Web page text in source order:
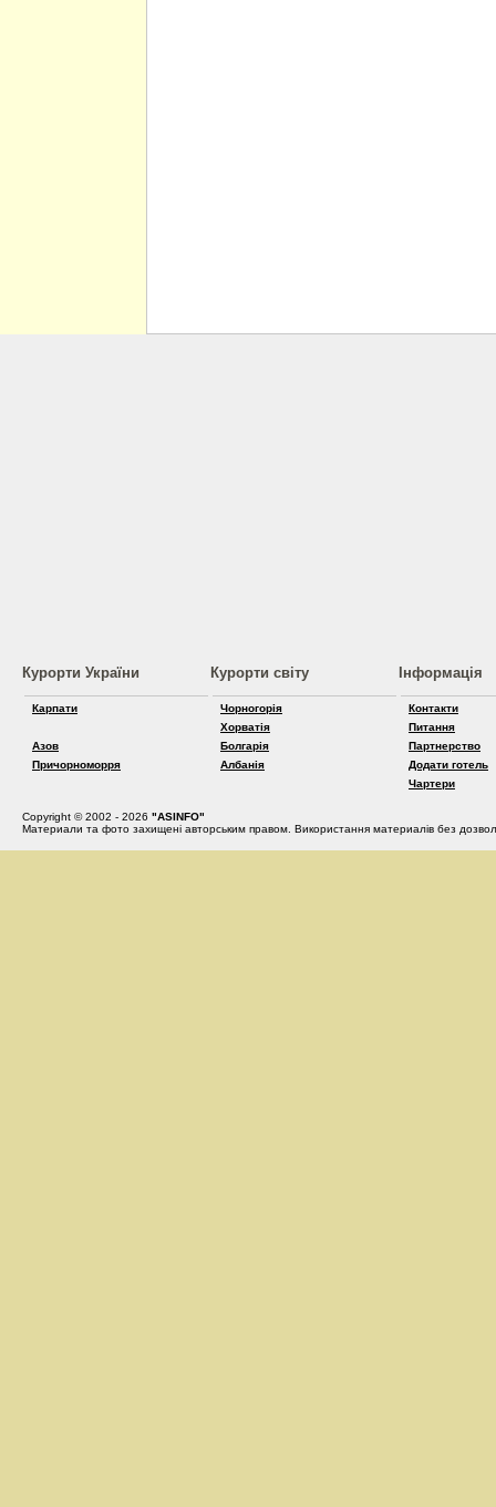
Курорти України
Карпати
Азов
Причорноморря
Курорти світу
Чорногорія
Хорватія
Болгарія
Албанія
Інформація
Контакти
Питання
Партнерство
Додати готель
Чартери
Copyright © 2002 - 2026 "ASINFO"
Материали та фото захищені авторським правом. Використання материалів без